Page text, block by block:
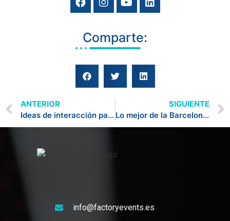
Comparte:
ANTERIOR
Ideas de interacción para eventos empresariales
SIGUIENTE
Lo mejor de la Barcelona para eventos
info@factoryevents.es